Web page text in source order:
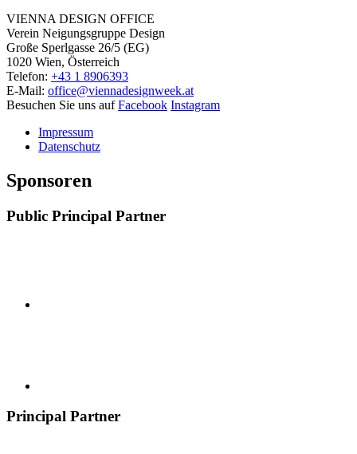
VIENNA DESIGN OFFICE
Verein Neigungsgruppe Design
Große Sperlgasse 26/5 (EG)
1020 Wien, Österreich
Telefon: +43 1 8906393
E-Mail: office@viennadesignweek.at
Besuchen Sie uns aufFacebook Instagram
Impressum
Datenschutz
Sponsoren
Public Principal Partner
Principal Partner